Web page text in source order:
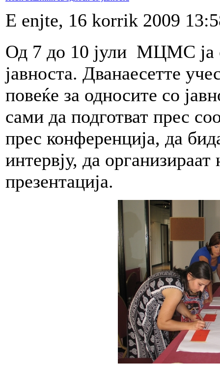
E enjte, 16 korrik 2009
Од 7 до 10 јули МЦМС ја
јавноста. Дванаесетте
повеќе за односите со
сами да подготват прес
прес конференција, да
интервју, да
презентација.